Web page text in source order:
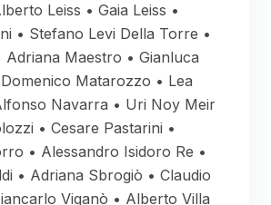
Leiss • Gaia Leiss •
• Stefano Levi Della Torre •
Adriana Maestro • Gianluca
Matarozzo • Lea
Navarra • Uri Noy Meir
• Cesare Pastarini •
• Alessandro Isidoro Re •
• Adriana Sbrogiò • Claudio
Viganò • Alberto Villa